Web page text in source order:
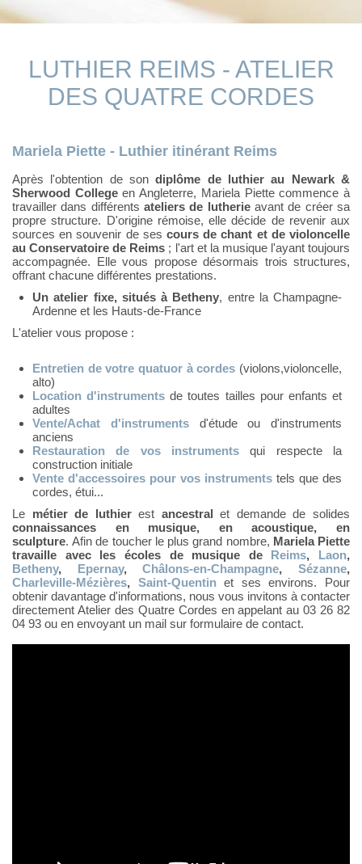
LUTHIER REIMS - ATELIER
DES QUATRE CORDES
Mariela Piette - Luthier itinérant Reims
Après l'obtention de sondiplôme de luthier au Newark &
Sherwood Collegeen Angleterre, Mariela Piette commence à
travailler dans différents ateliers de lutherieavant de créer sa
propre structure. D'origine rémoise, elle décide de revenir aux
sources en souvenir de ses cours de chant et de violoncelle
au Conservatoire de Reims ; l'art et la musique l'ayant toujours
accompagnée. Elle vous propose désormais trois structures,
offrant chacune différentes prestations.
Un atelier fixe, situés à Betheny, entre la Champagne-
Ardenne et les Hauts-de-France
L'atelier vous propose :
Entretien de votre quatuor à cordes (violons,violoncelle,
alto)
Location d'instruments de toutes tailles pour enfants et
adultes
Vente/Achat d'instruments
d'étude ou d'instruments
anciens
Restauration de vos instruments qui respecte la
construction initiale
Vente d'accessoires pour vos instruments tels que des
cordes, étui...
Le métier de luthierest ancestral et demande de solides
connaissances en musique, en acoustique, en
sculpture. Afin de toucher le plus grand nombre, Mariela Piette
travaille avec les écoles de musique de Reims, Laon,
Betheny, Epernay,Châlons-en-Champagne,Sézanne,
Charleville-Mézières, Saint-Quentinet ses environs. Pour
obtenir davantage d'informations, nous vous invitons à contacter
directement Atelier des Quatre Cordes en appelant au 03 26 82
04 93 ou en envoyant un mail sur formulaire de contact.